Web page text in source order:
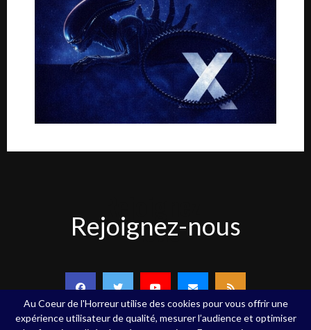
nous
Rejoignez-nous
Au Coeur de l'Horreur utilise des cookies pour vous offrir une
expérience utilisateur de qualité, mesurer l’audience et optimiser